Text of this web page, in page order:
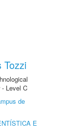
Tozzi
- Level C
de
E